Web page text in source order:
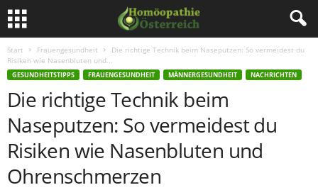
Start Frauengesundheit
Die richtige Technik beim Naseputzen: So vermeidest du
Risiken wie Nasenbluten und...
GESUNDHEITSTIPPS FRAUENGESUNDHEIT MÄNNERGESUNDHEIT NACHRICHTEN
Die richtige Technik beim
Naseputzen: So vermeidest du
Risiken wie Nasenbluten und
Ohrenschmerzen